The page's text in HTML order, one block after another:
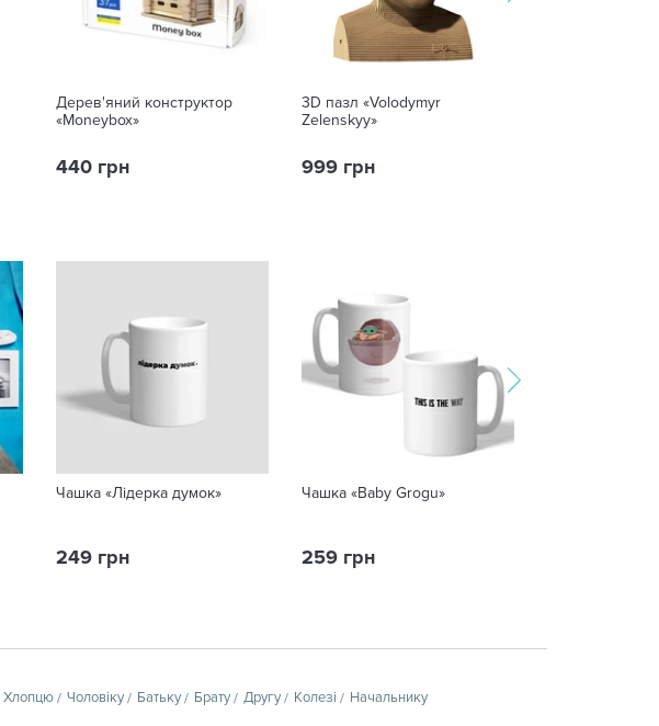
Дерев'яний конструктор
«Moneybox»
440 грн
3D пазл «Volodymyr
Zelenskyy»
999 грн
Чашка «Лідерка думок»
249 грн
Чашка «Baby Grogu»
259 грн
Хлопцю Чоловіку Батьку Брату Другу Колезі Начальнику